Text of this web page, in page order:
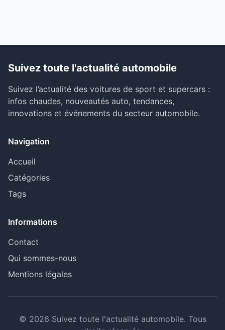
Suivez toute l'actualité automobile
Suivez l’actualité des voitures de sport et supercars :
infos chaudes, nouveautés auto, tendances,
innovations et événements du secteur automobile.
Navigation
Accueil
Catégories
Tags
Informations
Contact
Qui sommes-nous
Mentions légales
© 2026 Suivez toute l'actualité automobile. Tous